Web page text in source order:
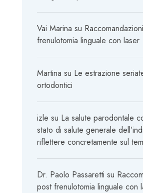
Vai Marina su
frenulotomia linguale con laser
Martina su Le estrazione
ortodontici
izle su La salute parodontale
stato di salute generale
riflettere concretamente sul
Dr. Paolo Passaretti su
post frenulotomia linguale con